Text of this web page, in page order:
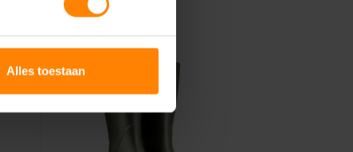
Alles toestaan